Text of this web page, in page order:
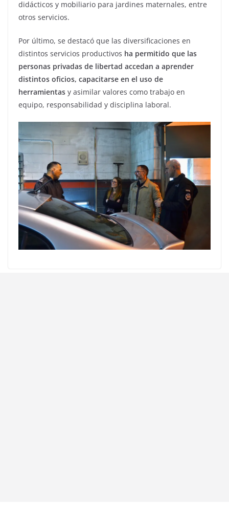
didácticos y mobiliario para jardines maternales, entre
otros servicios.
Por último, se destacó que las diversificaciones en
distintos servicios productivos ha permitido que las
personas privadas de libertad accedan a aprender
distintos oficios, capacitarse en el uso de
herramientas y asimilar valores como trabajo en
equipo, responsabilidad y disciplina laboral.